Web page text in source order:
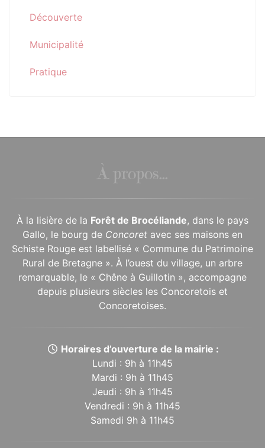
Découverte
Municipalité
Pratique
À propos...
À la lisière de la Forêt de Brocéliande, dans le pays
Gallo, le bourg de Concoret avec ses maisons en
Schiste Rouge est labellisé « Commune du Patrimoine
Rural de Bretagne ». À l’ouest du village, un arbre
remarquable, le « Chêne à Guillotin », accompagne
depuis plusieurs siècles les Concoretois et
Concoretoises.
Horaires d’ouverture de la mairie :
Lundi : 9h à 11h45
Mardi : 9h à 11h45
Jeudi : 9h à 11h45
Vendredi : 9h à 11h45
Samedi 9h à 11h45